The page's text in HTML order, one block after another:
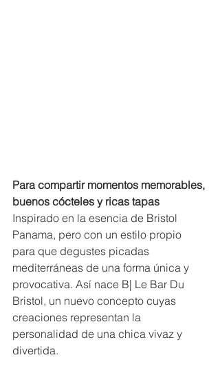
Para compartir momentos memorables,
buenos cócteles y ricas tapas
Inspirado en la esencia de Bristol
Panama, pero con un estilo propio
para que degustes picadas
mediterráneas de una forma única y
provocativa. Así nace B| Le Bar Du
Bristol, un nuevo concepto cuyas
creaciones representan la
personalidad de una chica vivaz y
divertida.